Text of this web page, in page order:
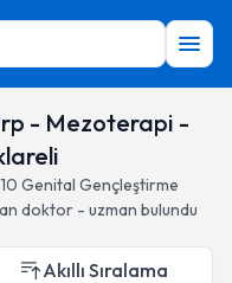
- Mezoterapi -
10 Genital Gençleştirme
doktor - uzman bulundu
Akıllı Sıralama